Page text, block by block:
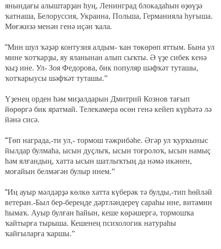
янындағы алыштарҙан һуң, Ленинград блокадаһын өҙөүҙә
ҡатнаша, Белоруссия, Украина, Польша, Германияла һуғыша.
Мөғжизә менән генә иҫән ҡала.
“Мин шул ҡәҙәр контузия алдым- ҡан төкөрөп яттым. Бына ул
мине ҡотҡарҙы, яу яланынан алып сыҡты. Ә үҙе сибек кенә
ҡыҙ ине. Ул- Зоя Федорова, бик популяр шәфҡәт туташы,
ҡотҡарыусы шәфҡәт туташы.”
Үҙенең орден һәм миҙалдарын Дмитрий Кознов тағып
йөрөргә бик яратмай. Телекамера өсөн генә кейеп күрһәтә лә
йәнә сисә.
“Төп награда,-ти ул,- тормош тәжрибәһе. Әгәр ул ҡурҡыныс
йылдар булмаһа, ысын дуҫлыҡ, ысын тоғролоҡ, ысын намыҫ
һәм ялғандың, хатта ысын шатлыҡтың да нәмә икәнен,
моғайын белмәгән булыр инем.”
“Иң ауыр мәлдәрҙә көлкө хатта күберәк тә булды,-тип һөйләй
ветеран.-Был бер-береңде дәртләндереү сараһы ине, витамин
һымаҡ. Ауыр булған һайын, кеше көрәшергә, тормошҡа
ҡайтырға тырыша. Кешенең психологик натураһы
ҡайғыларға ҡаршы.”